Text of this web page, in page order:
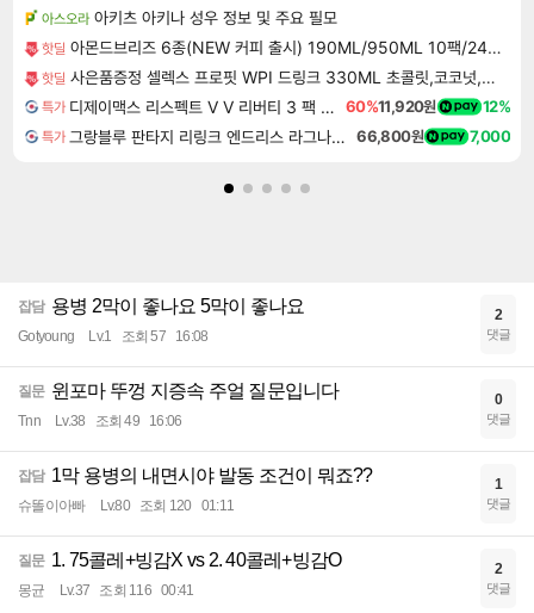
아스오라 아키츠 아키나 성우 정보 및 주요 필모
핫딜 아몬드브리즈 6종(NEW 커피 출시) 190ML/950ML 10팩/24팩/48팩 중 택 1
핫딜 사은품증정 셀렉스 프로핏 WPI 드링크 330ML 초콜릿,코코넛,복숭아 중 택1
특가 디제이맥스 리스펙트 V V 리버티 3 팩 DJMAX RESPECT V V Liberty 3 Pack DLC 60%11,920원 12%
특가 그랑블루 판타지 리링크 엔드리스 라그나로크 Granblue Fantasy Relink Endless Ragnarok 66,800원 7,000
잡담 용병 2막이 좋나요 5막이 좋나요
Gotyoung Lv.1 조회 57 16:08
2
댓글
질문 윈포마 뚜껑 지증속 주얼 질문입니다
Tnn Lv.38 조회 49 16:06
0
댓글
잡담 1막 용병의 내면시야 발동 조건이 뭐죠??
슈똘이아빠 Lv.80 조회 120 01:11
1
댓글
질문 1. 75콜레+빙감X vs 2. 40콜레+빙감O
몽균 Lv.37 조회 116 00:41
2
댓글